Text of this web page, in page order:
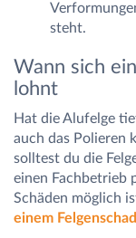
steht.
Wann sich
lohnt
Hat die Alufelge
auch das Polieren
solltest du die
einen Fachbetrieb
Schäden möglich
einem